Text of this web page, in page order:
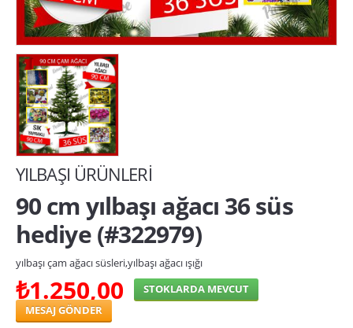
Yılbaşı Gözlükleri
yılbaşı hediyelik eşyalar
yılbaşı ışığı
Yılbaşı Işıkları
yılbaşı kar tanesi
yılbaşı kardan adamlar
Yılbaşı Kostümleri
Yılbaşı Maskeleri
yılbaşı sulu kar küresi
Yılbaşı Şapkaları
Yılbaşı Taçları
yılbaşı topu
YILBAŞI ÜRÜNLERİ
90 cm yılbaşı ağacı 36 süs
hediye (#322979)
yılbaşı çam ağacı süsleri,yılbaşı ağacı ışığı
₺1.250,00 STOKLARDA MEVCUT